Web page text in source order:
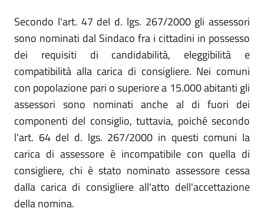
Secondo l'art. 47 del d. lgs. 267/2000 gli assessori
sono nominati dal Sindaco fra i cittadini in possesso
dei requisiti di candidabilità, eleggibilità e
compatibilità alla carica di consigliere. Nei comuni
con popolazione pari o superiore a 15.000 abitanti gli
assessori sono nominati anche al di fuori dei
componenti del consiglio, tuttavia, poiché secondo
l'art. 64 del d. lgs. 267/2000 in questi comuni la
carica di assessore è incompatibile con quella di
consigliere, chi è stato nominato assessore cessa
dalla carica di consigliere all'atto dell'accettazione
della nomina.